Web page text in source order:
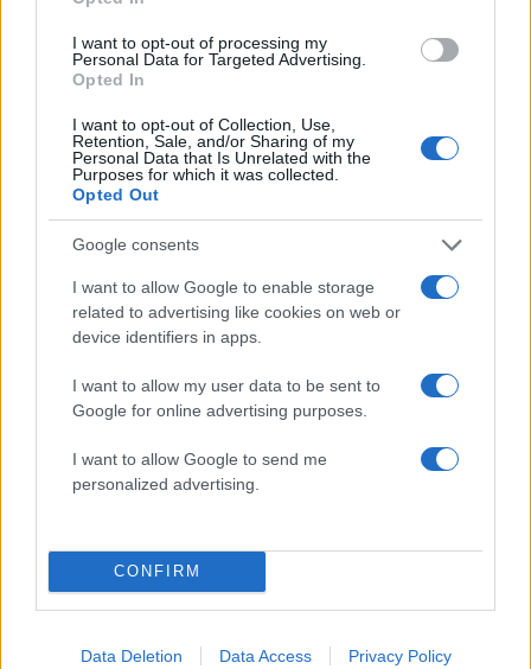
I want to opt-out of processing my
Personal Data for Targeted Advertising.
Opted In
I want to opt-out of Collection, Use,
Retention, Sale, and/or Sharing of my
Personal Data that Is Unrelated with the
Purposes for which it was collected.
Opted Out
Google consents
I want to allow Google to enable storage
related to advertising like cookies on web or
device identifiers in apps.
I want to allow my user data to be sent to
Google for online advertising purposes.
I want to allow Google to send me
personalized advertising.
CONFIRM
Data Deletion Data Access Privacy Policy
Σχόλια
Αν τα χάσατε
Marfin: Απολογείται
έφτασε από τη Βρετανία –
Η μεταγωγή στην Ελλάδα
και τα στοιχεία που την
Προσωρινά
ο ιδιοκτήτης του
πάρκου για τη φωτιά